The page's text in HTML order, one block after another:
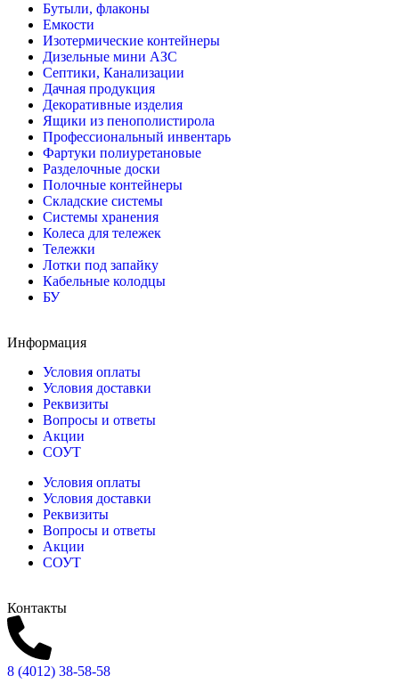
Бутыли, флаконы
Емкости
Изотермические контейнеры
Дизельные мини АЗС
Септики, Канализации
Дачная продукция
Декоративные изделия
Ящики из пенополистирола
Профессиональный инвентарь
Фартуки полиуретановые
Разделочные доски
Полочные контейнеры
Складские системы
Системы хранения
Колеса для тележек
Тележки
Лотки под запайку
Кабельные колодцы
БУ
Информация
Условия оплаты
Условия доставки
Реквизиты
Вопросы и ответы
Акции
СОУТ
Условия оплаты
Условия доставки
Реквизиты
Вопросы и ответы
Акции
СОУТ
Контакты
8 (4012) 38-58-58